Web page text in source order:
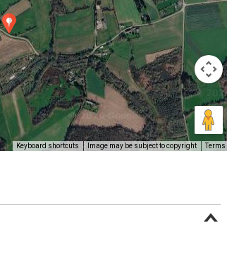
Keyboard shortcuts Image may be subject to copyright Terms